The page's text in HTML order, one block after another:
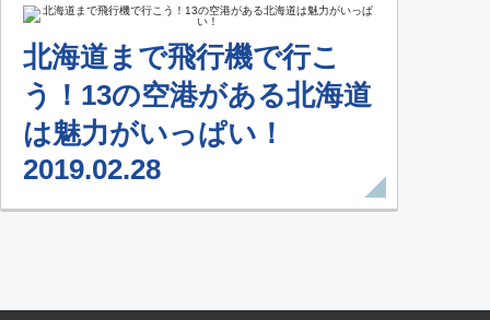
北海道まで飛行機で行こ
う！13の空港がある北海道
は魅力がいっぱい！
2019.02.28